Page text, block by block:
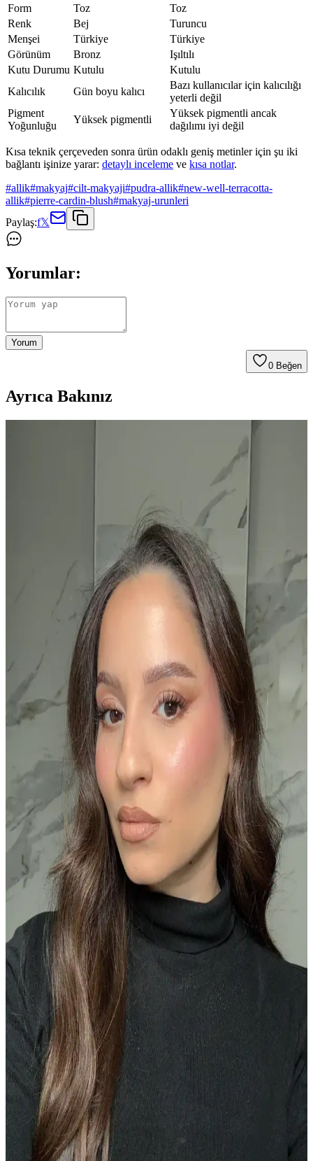
Form
Toz
Toz
Renk
Bej
Turuncu
Menşei
Türkiye
Türkiye
Görünüm
Bronz
Işıltılı
Kutu Durumu Kutulu
Kutulu
Kalıcılık
Gün boyu kalıcı
Bazı kullanıcılar için kalıcılığı
yeterli değil
Pigment
Yoğunluğu
Yüksek pigmentli
Yüksek pigmentli ancak
dağılımı iyi değil
Kısa teknik çerçeveden sonra ürün odaklı geniş metinler için şu iki
bağlantı işinize yarar: detaylı inceleme ve kısa notlar.
#allik#makyaj#cilt-makyaji#pudra-allik#new-well-terracotta-
allik#pierre-cardin-blush#makyaj-urunleri
Paylaş:f𝕏
Yorumlar:
Yorum
0 Beğen
Ayrıca Bakınız
Gelin Makyajında Allık Kullanımı: Renk Seçimi ve
Gelin makyajında allık seçimi ve uygulama teknikleri, cilt tonu ve
makyaj uyumuna göre belirlenir. Doğru ton ve uygulama, makyajın
doğal ve fotoğraflarda kusursuz görünmesini sağlar.
Farklı Yüz Kızarıklıkları İçin Uygun Allık Tonları
ve Uygulama Yöntemleri
Yüzdeki farklı kızarıklık türlerine uygun allık tonları ve formülleri
detaylandırılır. Doğru renk ve uygulama ile doğal, sağlıklı ve estetik
bir görünüm sağlanır.
Mac Glow Play Allık: Yumuşak Dokulu, Kat Kat
Uygulanabilen Doğal Görünüm Sağlayan Makyaj
Mac Glow Play Allık, yumuşak dokusu ve doğal görünüm sağlayan
formülüyle makyajda çok yönlülük sunar. Kat kat uygulanabilir,
hafif ve kalıcı yapısıyla doğal makyaj arayanlar için mükemmel bir
seçim.
Soğuk Tonlu Ciltler İçin Pudra Allık Seçiminde
Doğru Renk ve Ürün Önerileri
Soğuk tonlu ciltler için pudra allık seçimi, turuncu ve parlak pembe
renklerden kaçınarak gri-pembe, lavanta ve mürdüm gibi sönük
tonların tercih edilmesini önerir. Yağlı ciltlerde pudra formu daha
uygundur.
NARS Orgasm Allığı: Eski Formül ve Alternatifleri
Üzerine Kapsamlı İnceleme
NARS Orgasm allığının eski ve yeni formülleri arasındaki farklar,
kullanıcı deneyimleri ve benzer tonlarda alternatif ürünler detaylıca
inceleniyor. Makyaj tutkunları için kapsamlı bir rehber.
Rom&nd ve Alternatif K-Beauty Allıkları:
Pigmentasyon, Kullanıcı Deneyimleri ve Uygulama
İpuçları
Rom&nd allıkları pastel tonlarda hafif pigmentasyon sunarken koyu
tenlerde yetersiz kalıyor. Lilybyred ve Judydoll gibi markalar daha
yoğun renk ve krem form sunuyor. Doğru fırça ve katmanlama ile
K-Beauty allıkları doğal görünüm sağlıyor.
31 Yaşında Güncellenmiş Doğal ve Günlük Makyaj
Rutini Ürün Seçimleri
31 yaşındaki kullanıcı, doğal ve yumuşak tonlarla günlük makyaj
rutinini güncelledi. Cilt tonunu dengeleyen ürünler ve sabitleyici
pudra kullanımının azaltılmasıyla genç ve taze bir görünüm elde
edildi.